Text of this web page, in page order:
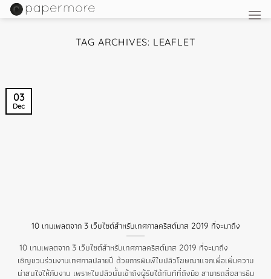
Skip
to
TAG ARCHIVES: LEAFLET
10 เทมเพลตจาก 3 เว็บไซต์สำหรับเทศกาลคริสต์มาส 2019 ที่จะมาถึง
10 เทมเพลตจาก 3 เว็บไซต์สำหรับเทศกาลคริสต์มาส 2019 ที่จะมาถึง
เชิญชวนร่วมงานเทศกาลปลายปี ด้วยการพิมพ์ใบปลิวโฆษณาแจกเพื่อเพิ่มความ
น่าสนใจให้กับงาน เพราะใบปลิวนั้นเข้าถึงผู้รับได้ทันทีที่ถึงมือ สามารถสื่อสารธีม
03
Dec